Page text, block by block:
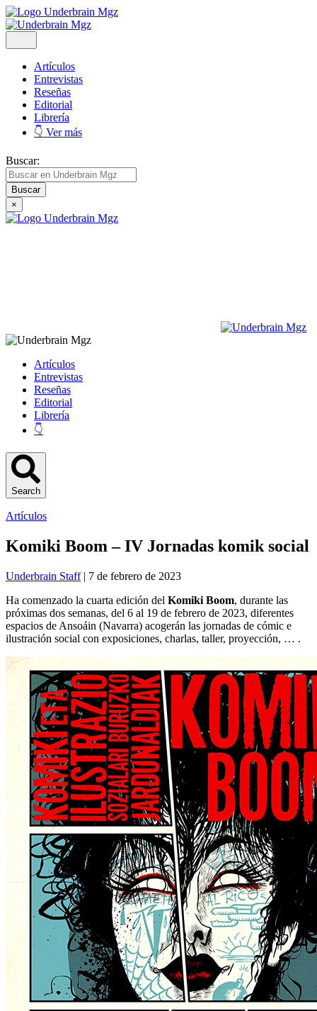
Artículos
Entrevistas
Reseñas
Editorial
Librería
👇 Ver más
Buscar:
×
Artículos
Entrevistas
Reseñas
Editorial
Librería
👇
Search
Artículos
Komiki Boom – IV Jornadas komik social
Underbrain Staff| 7 de febrero de 2023
Ha comenzado la cuarta edición del Komiki Boom, durante las
próximas dos semanas, del 6 al 19 de febrero de 2023, diferentes
espacios de Ansoáin (Navarra) acogerán las jornadas de cómic e
ilustración social con exposiciones, charlas, taller, proyección, … .